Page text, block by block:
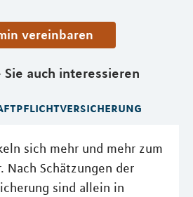
vereinbaren
Sie auch interessieren
sich mehr und mehr zum
Nach Schätzungen der
sind allein in